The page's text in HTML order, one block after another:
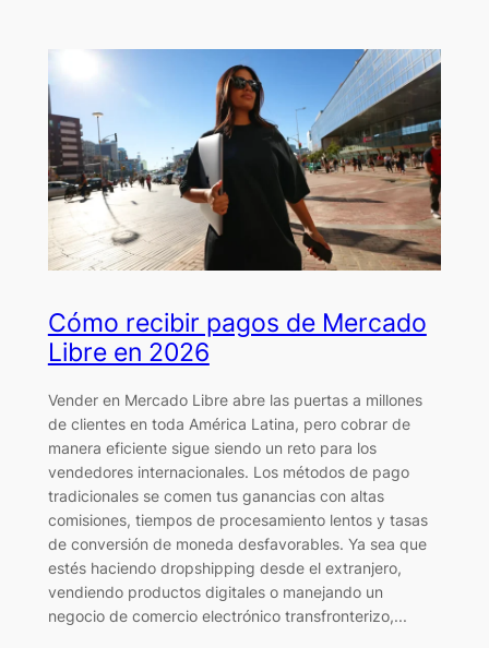
Cómo recibir pagos de Mercado
Libre en 2026
Vender en Mercado Libre abre las puertas a millones
de clientes en toda América Latina, pero cobrar de
manera eficiente sigue siendo un reto para los
vendedores internacionales. Los métodos de pago
tradicionales se comen tus ganancias con altas
comisiones, tiempos de procesamiento lentos y tasas
de conversión de moneda desfavorables. Ya sea que
estés haciendo dropshipping desde el extranjero,
vendiendo productos digitales o manejando un
negocio de comercio electrónico transfronterizo,...